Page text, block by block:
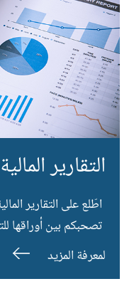
التقارير المالية
اطّلع على التقارير
تصحبكم بين أوراقها
لمعرفة المزيد